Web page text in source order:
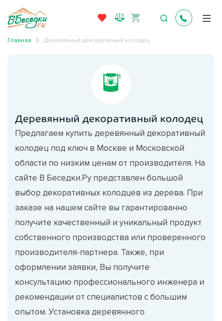
Главная Деревянный декоративный колодец
Деревянный декоративный колодец
Предлагаем купить деревянный декоративный
колодец под ключ в Москве и Московской
области по низким ценам от производителя. На
сайте В Беседки.Ру представлен большой
выбор декоративных колодцев из дерева. При
заказе на нашем сайте вы гарантированно
получите качественный и уникальный продукт
собственного производства или проверенного
производителя-партнера. Также, при
оформлении заявки, Вы получите
консультацию профессионального инженера и
рекомендации от специалистов с большим
опытом. Установка деревянного